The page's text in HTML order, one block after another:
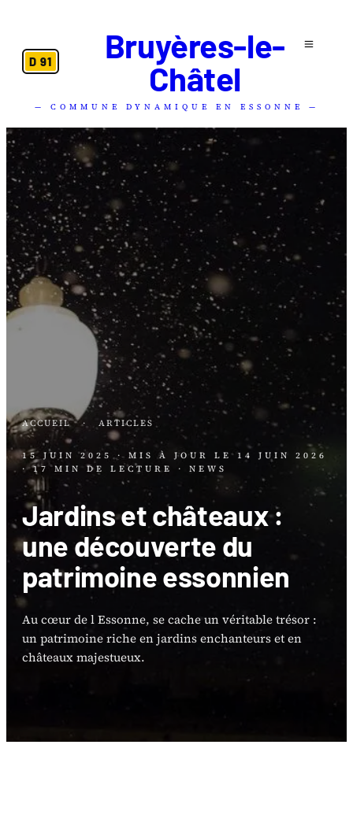
D 91
Bruyères-le-
Châtel
— COMMUNE DYNAMIQUE EN ESSONNE —
ACCUEIL · ARTICLES
15 JUIN 2025 · MIS À JOUR LE 14 JUIN 2026
· 17 MIN DE LECTURE
· NEWS
Jardins et châteaux :
une découverte du
patrimoine essonnien
Au cœur de l Essonne, se cache un véritable trésor :
un patrimoine riche en jardins enchanteurs et en
châteaux majestueux.